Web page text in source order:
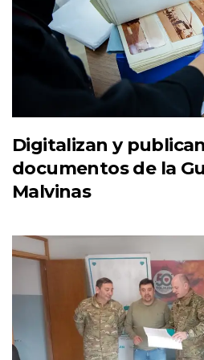
Digitalizan y
documentos de la
Malvinas